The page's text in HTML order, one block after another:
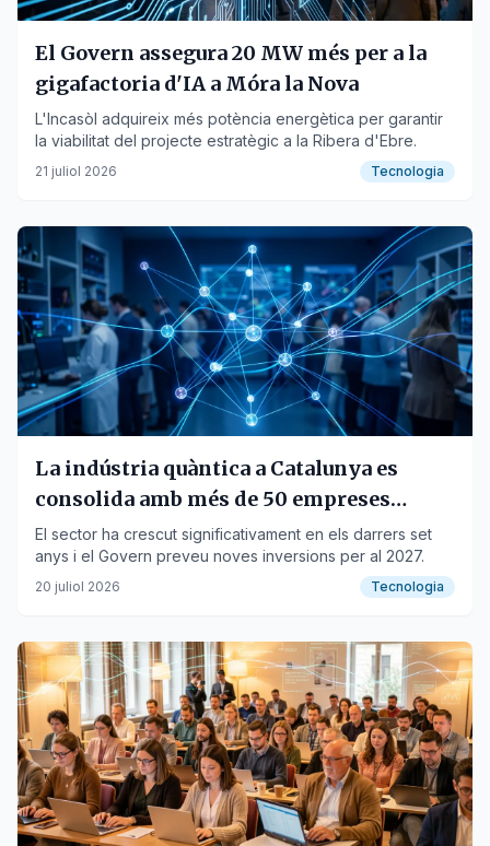
El Govern assegura 20 MW més per a la
gigafactoria d'IA a Móra la Nova
L'Incasòl adquireix més potència energètica per garantir
la viabilitat del projecte estratègic a la Ribera d'Ebre.
21 juliol 2026 Tecnologia
La indústria quàntica a Catalunya es
consolida amb més de 50 empreses
actives
El sector ha crescut significativament en els darrers set
anys i el Govern preveu noves inversions per al 2027.
20 juliol 2026 Tecnologia